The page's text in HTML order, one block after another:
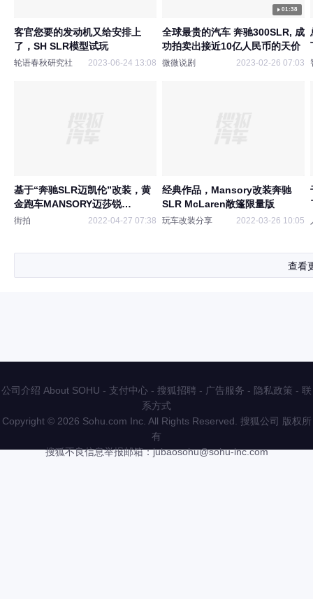
客官您要的发动机又给安排上
了，SH SLR模型试玩
轮语春秋研究社 2023-06-24 13:08
01:38
全球最贵的汽车 奔驰300SLR, 成
功拍卖出接近10亿人民币的天价
微微说剧 2023-02-26 07:03
基于“奔驰SLR迈凯伦”改装，黄
金跑车MANSORY迈莎锐
Renovatio，全网首秀！
街拍 2022-04-27 07:38
经典作品，Mansory改装奔驰
SLR McLaren敞篷限量版
玩车改装分享 2022-03-26 10:05
查看
公司介绍 About SOHU - 支付中心 - 搜狐招聘 - 广告服务 - 隐私政策 - 联
系方式
Copyright © 2026 Sohu.com Inc. All Rights Reserved. 搜狐公司 版权所
有
搜狐不良信息举报邮箱：jubaosohu@sohu-inc.com